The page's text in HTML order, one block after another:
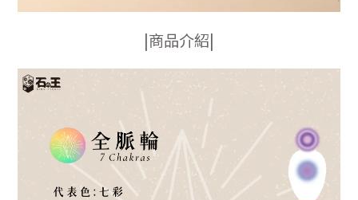
|商品介紹|